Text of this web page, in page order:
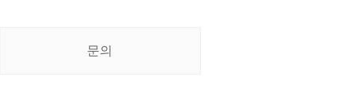
문의